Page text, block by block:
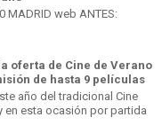
MADRID web ANTES:
oferta de Cine de Verano
de hasta 9 películas
año del tradicional Cine
en esta ocasión por partida